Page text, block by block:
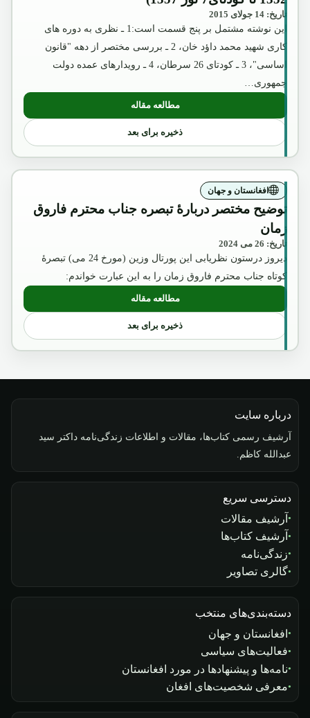
تاریخ: 14 جولای 2015
این نوشته مشتمل بر پنج قسمت است:1 ـ نظری به دوره های
کاری شهید محمد داؤد خان، 2 ـ بررسی مختصر از دهه "قانون
اساسی"، 3 ـ کودتای 26 سرطان، 4 ـ رویدارهای عمده دولت
جمهوری…
مطالعه مقاله: نگاهی گذرا برظهور و سقوط اولین نظام جمهوری در
ذخیره برای بعد
افغانستان و جهان
توضیح مختصر دربارۀ تبصره جناب محترم فاروق
زمان
تاریخ: 26 می 2024
دیروز درستون نظریابی این پورتال وزین (مورخ 24 می) تبصرۀ
کوتاه جناب محترم فاروق زمان را به این عبارت خواندم:
مطالعه مقاله: توضیح مختصر دربارۀ تبصره جناب محترم
ذخیره برای بعد
درباره سایت
آرشیف رسمی کتاب‌ها، مقالات و اطلاعات زندگی‌نامه داکتر سید
عبدالله کاظم.
دسترسی سریع
آرشیف مقالات
آرشیف کتاب‌ها
زندگی‌نامه
گالری تصاویر
دسته‌بندی‌های منتخب
افغانستان و جهان
فعالیت‌های سیاسی
نامه‌ها و پیشنهادها در مورد افغانستان
معرفی شخصیت‌های افغان